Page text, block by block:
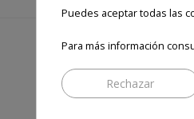
Puedes aceptar todas las
Para más información
Rechazar